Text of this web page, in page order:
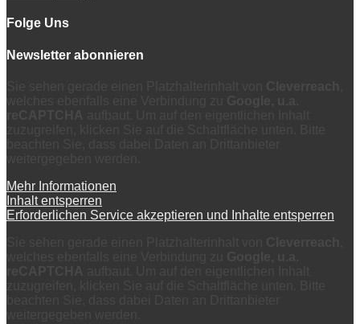
Folge Uns
Newsletter abonnieren
Mehr Informationen
Inhalt entsperren
Erforderlichen Service akzeptieren und Inhalte entsperren